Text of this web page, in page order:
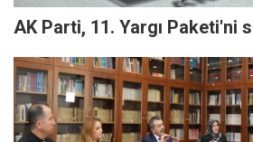
AK Parti, 11. Yargı Paketi'ni